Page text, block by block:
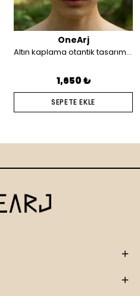
OneArj
Altın kaplama otantik tasarım saç aksesuarı
1,650 ₺
SEPETE EKLE